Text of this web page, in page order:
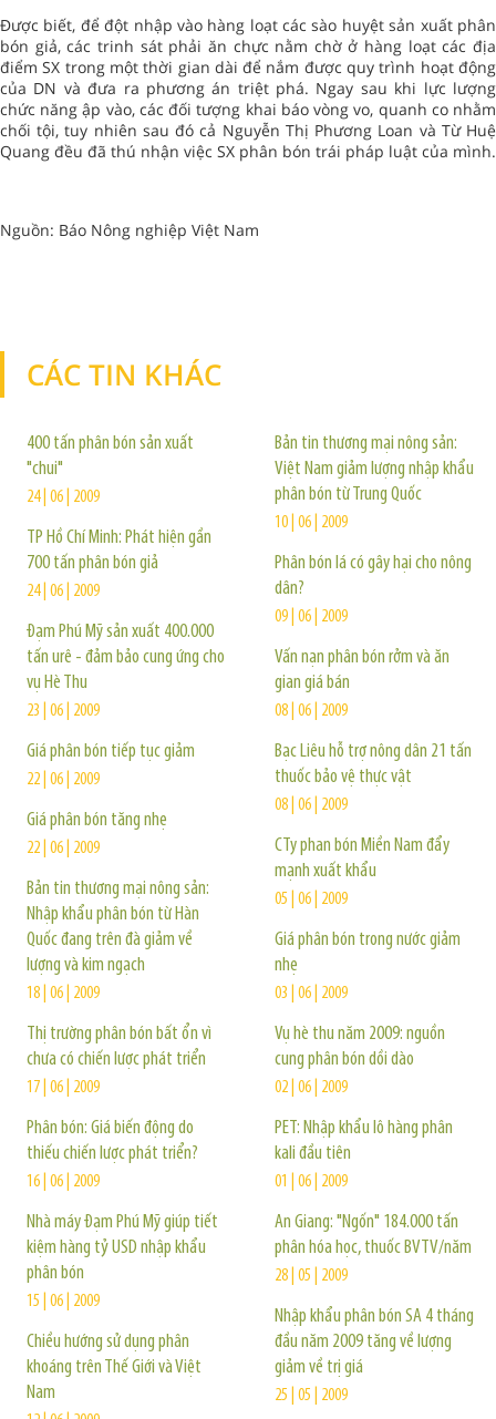
Được biết, để đột nhập vào hàng loạt các sào huyệt sản xuất phân
bón giả, các trinh sát phải ăn chực nằm chờ ở hàng loạt các địa
điểm SX trong một thời gian dài để nắm được quy trình hoạt động
của DN và đưa ra phương án triệt phá. Ngay sau khi lực lượng
chức năng ập vào, các đối tượng khai báo vòng vo, quanh co nhằm
chối tội, tuy nhiên sau đó cả Nguyễn Thị Phương Loan và Từ Huệ
Quang đều đã thú nhận việc SX phân bón trái pháp luật của mình.
Nguồn: Báo Nông nghiệp Việt Nam
CÁC TIN KHÁC
400 tấn phân bón sản xuất
"chui"
24 | 06 | 2009
TP Hồ Chí Minh: Phát hiện gần
700 tấn phân bón giả
24 | 06 | 2009
Đạm Phú Mỹ sản xuất 400.000
tấn urê - đảm bảo cung ứng cho
vụ Hè Thu
23 | 06 | 2009
Giá phân bón tiếp tục giảm
22 | 06 | 2009
Giá phân bón tăng nhẹ
22 | 06 | 2009
Bản tin thương mại nông sản:
Nhập khẩu phân bón từ Hàn
Quốc đang trên đà giảm về
lượng và kim ngạch
18 | 06 | 2009
Thị trường phân bón bất ổn vì
chưa có chiến lược phát triển
17 | 06 | 2009
Phân bón: Giá biến động do
thiếu chiến lược phát triển?
16 | 06 | 2009
Nhà máy Đạm Phú Mỹ giúp tiết
kiệm hàng tỷ USD nhập khẩu
phân bón
15 | 06 | 2009
Chiều hướng sử dụng phân
khoáng trên Thế Giới và Việt
Nam
Bản tin thương mại nông sản:
Việt Nam giảm lượng nhập khẩu
phân bón từ Trung Quốc
10 | 06 | 2009
Phân bón lá có gây hại cho nông
dân?
09 | 06 | 2009
Vấn nạn phân bón rởm và ăn
gian giá bán
08 | 06 | 2009
Bạc Liêu hỗ trợ nông dân 21 tấn
thuốc bảo vệ thực vật
08 | 06 | 2009
CTy phan bón Miền Nam đẩy
mạnh xuất khẩu
05 | 06 | 2009
Giá phân bón trong nước giảm
nhẹ
03 | 06 | 2009
Vụ hè thu năm 2009: nguồn
cung phân bón dồi dào
02 | 06 | 2009
PET: Nhập khẩu lô hàng phân
kali đầu tiên
01 | 06 | 2009
An Giang: "Ngốn" 184.000 tấn
phân hóa học, thuốc BVTV/năm
28 | 05 | 2009
Nhập khẩu phân bón SA 4 tháng
đầu năm 2009 tăng về lượng
giảm về trị giá
25 | 05 | 2009